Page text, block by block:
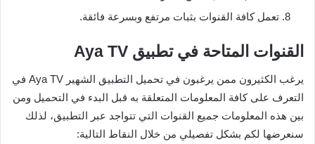
تعمل كافة القنوات بثبات مرتفع وبسرعة فائقة.
القنوات المتاحة في تطبيق Aya TV
يرغب الكثيرون ممن يرغبون في تحميل التطبيق الشهير Aya TV في
التعرف على كافة المعلومات المتعلقة به قبل البدء في التحميل ومن
بين هذه المعلومات جميع القنوات التي تتواجد عبر التطبيق، لذلك
سنعرضها لكم بشكل تفصيلي من خلال النقاط التالية: